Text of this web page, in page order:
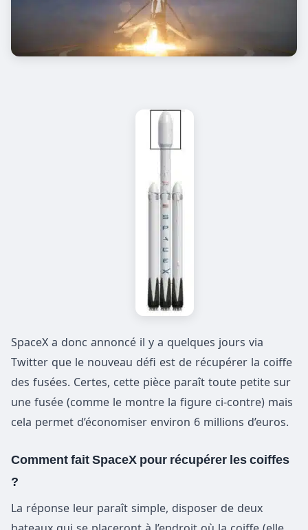
SpaceX a donc annoncé il y a quelques jours via
Twitter que le nouveau défi est de récupérer la coiffe
des fusées. Certes, cette pièce paraît toute petite sur
une fusée (comme le montre la figure ci-contre) mais
cela permet d’économiser environ 6 millions d’euros.
Comment fait SpaceX pour récupérer les coiffes
?
La réponse leur paraît simple, disposer de deux